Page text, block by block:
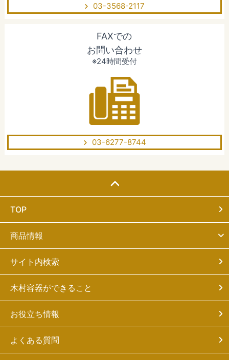
03-3568-2117
FAXでの
お問い合わせ
※24時間受付
03-6277-8744
TOP
商品情報
サイト内検索
木村容器ができること
お役立ち情報
よくある質問